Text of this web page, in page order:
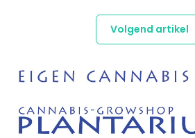
Volgend artikel